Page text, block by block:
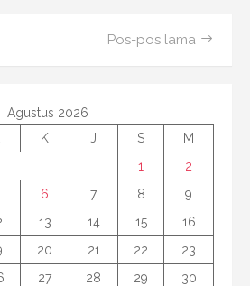
Pos-pos lama
Agustus 2026
K J S
M
1
2
6 7 8
9
13 14 15
16
20 21 22
23
27 28 29
30